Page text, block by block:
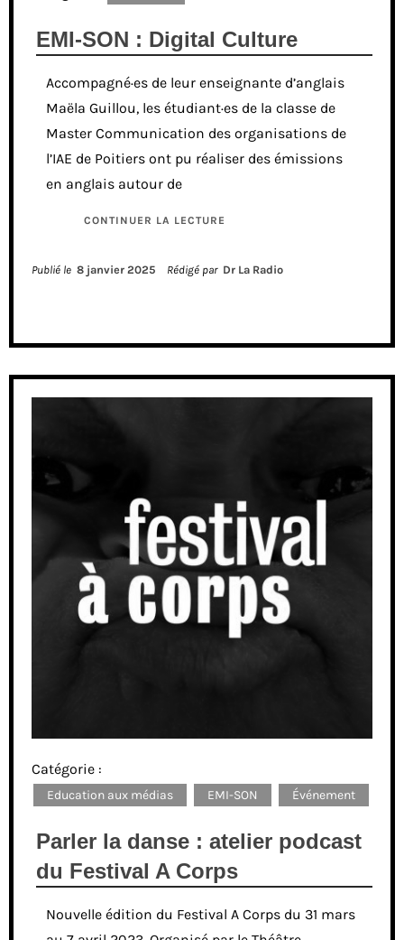
EMI-SON : Digital Culture
Accompagné·es de leur enseignante d’anglais
Maëla Guillou, les étudiant·es de la classe de
Master Communication des organisations de
l’IAE de Poitiers ont pu réaliser des émissions
en anglais autour de
CONTINUER LA LECTURE
Publié le 8 janvier 2025 Rédigé par Dr La Radio
Catégorie :
Education aux médias EMI-SON Événement
Parler la danse : atelier podcast
du Festival A Corps
Nouvelle édition du Festival A Corps du 31 mars